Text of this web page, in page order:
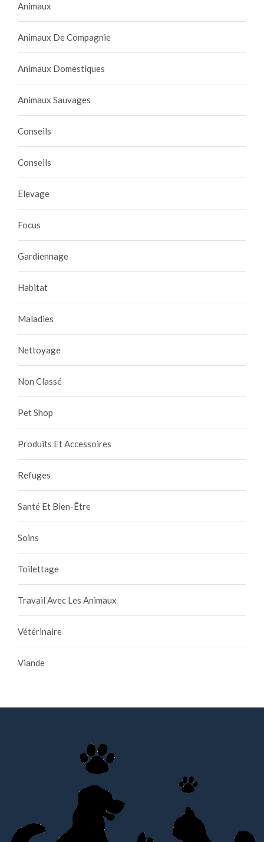
Animaux
Animaux De Compagnie
Animaux Domestiques
Animaux Sauvages
Conseils
Conseils
Elevage
Focus
Gardiennage
Habitat
Maladies
Nettoyage
Non Classé
Pet Shop
Produits Et Accessoires
Refuges
Santé Et Bien-Être
Soins
Toilettage
Travail Avec Les Animaux
Vétérinaire
Viande